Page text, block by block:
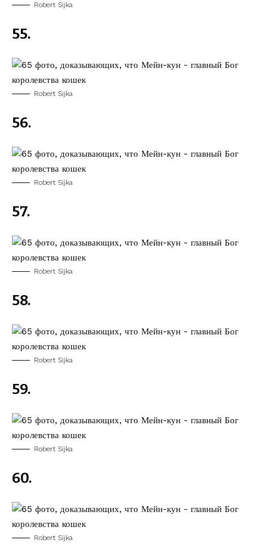
Robert Sijka
55.
Robert Sijka
56.
Robert Sijka
57.
Robert Sijka
58.
Robert Sijka
59.
Robert Sijka
60.
Robert Sijka